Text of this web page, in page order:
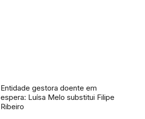
Entidade gestora doente em
espera: Luísa Melo substitui Filipe
Ribeiro